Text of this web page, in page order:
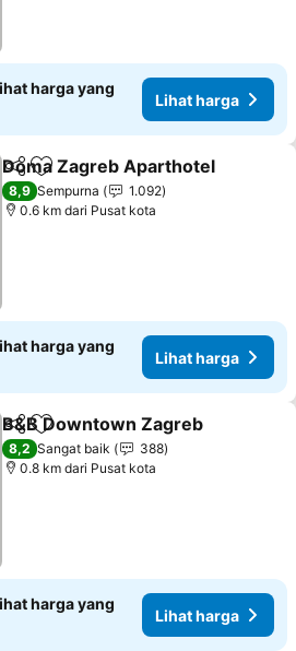
harga yang
Lihat harga
BagikanTambahkan ke favorit
Doma Zagreb Aparthotel
8,9 Sempurna
1.092
0.6 km dari Pusat kota
harga yang
Lihat harga
BagikanTambahkan ke favorit
B&B Downtown Zagreb
8,2 Sangat baik
388
0.8 km dari Pusat kota
harga yang
Lihat harga